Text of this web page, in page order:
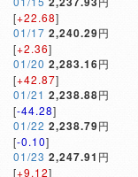
[+22.68]
01/17 2,240.29円
[+2.36]
01/20 2,283.16円
[+42.87]
01/21 2,238.88円
[-44.28]
01/22 2,238.79円
[-0.10]
01/23 2,247.91 円
[+9.12]